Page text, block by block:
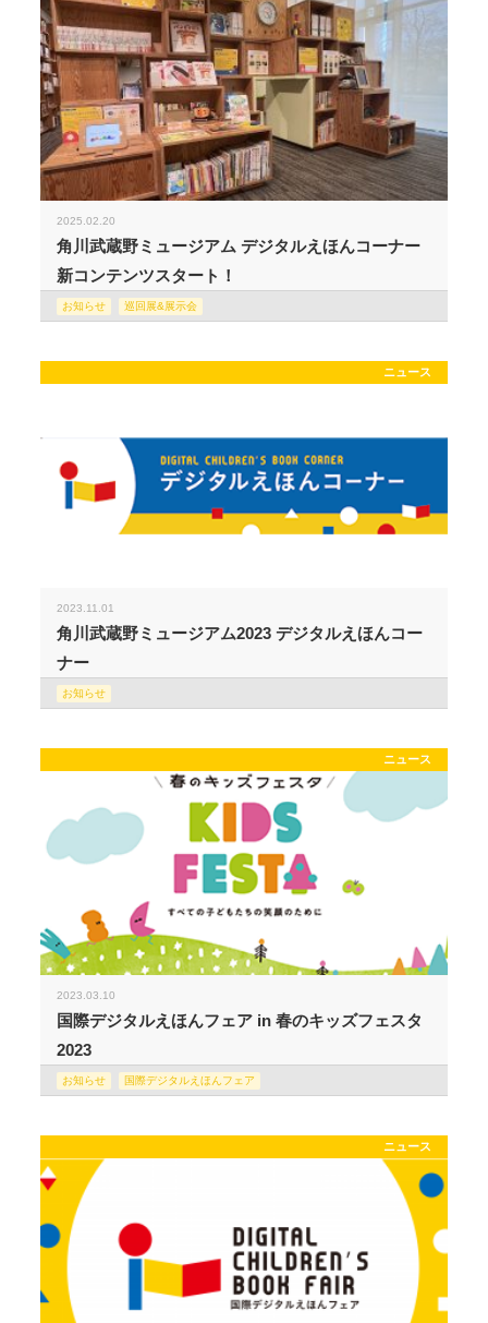
2025.02.20
角川武蔵野ミュージアム デジタルえほんコーナー
新コンテンツスタート！
お知らせ 巡回展&展示会
ニュース
2023.11.01
角川武蔵野ミュージアム2023 デジタルえほんコー
ナー
お知らせ
ニュース
2023.03.10
国際デジタルえほんフェア in 春のキッズフェスタ
2023
お知らせ 国際デジタルえほんフェア
ニュース